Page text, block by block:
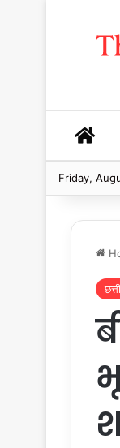
Friday,